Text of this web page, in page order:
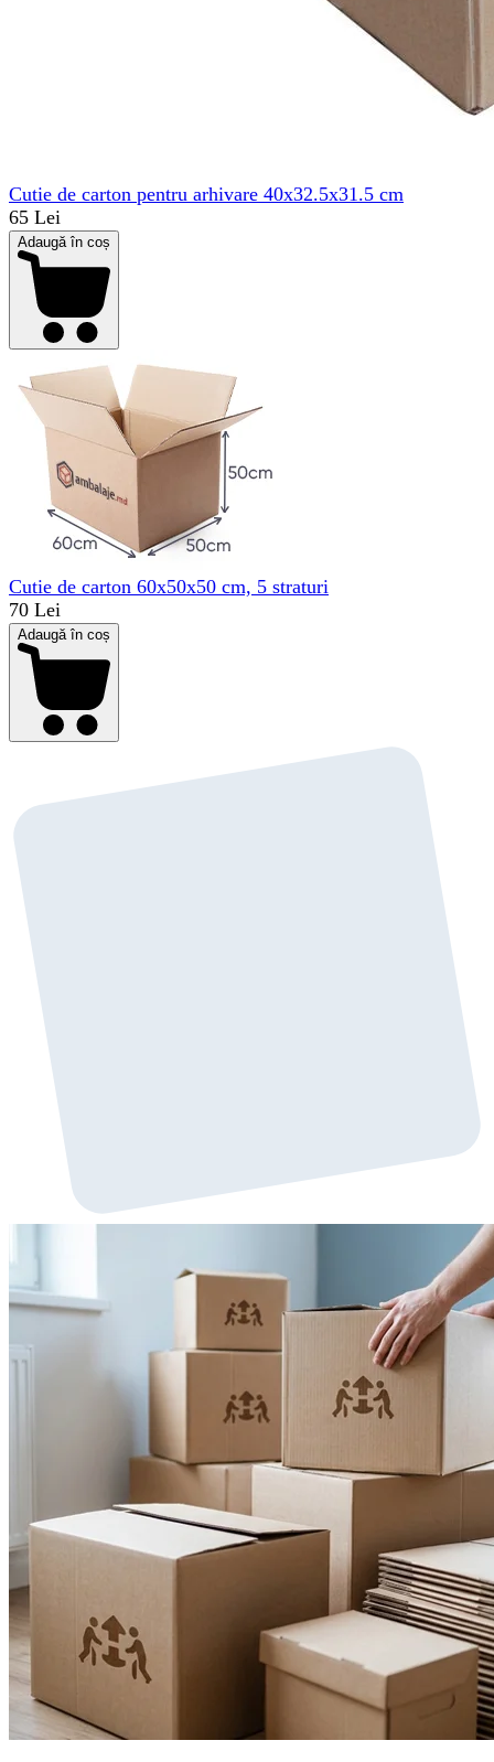
Cutie de carton pentru arhivare 40x32.5x31.5 cm
65 Lei
Adaugă în coș
Cutie de carton 60x50x50 cm, 5 straturi
70 Lei
Adaugă în coș